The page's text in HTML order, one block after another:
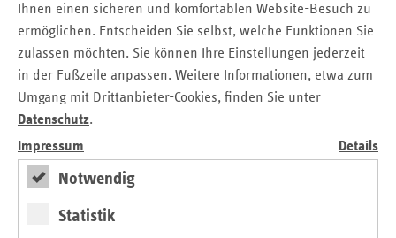
Ihnen einen sicheren und komfortablen Website-Besuch zu
ermöglichen. Entscheiden Sie selbst, welche Funktionen Sie
zulassen möchten. Sie können Ihre Einstellungen jederzeit
in der Fußzeile anpassen. Weitere Informationen, etwa zum
Umgang mit Drittanbieter-Cookies, finden Sie unter
Datenschutz.
Impressum
Details
Notwendig
Statistik
freiwillige private Zusatzversicherung.
Koppelgeschäft ohne sachlichen
Zusammenhang
Erfolgreicher war das FDP-geführte
Gesundheitsministerium bei einem Projekt, das so gar nicht
im Koalitionsvertrag steht. Von einer Abschaffung der
Praxisgebühr ist dort nicht die Rede, nur von einer
„Überführung in ein unbürokratisches